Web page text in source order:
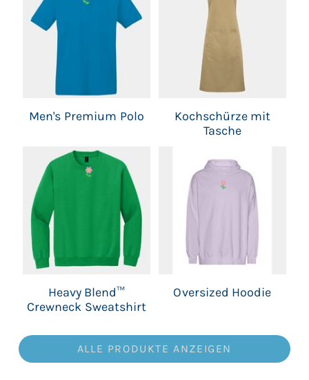
Men's Premium Polo
Kochschürze mit
Tasche
Heavy Blend™
Crewneck Sweatshirt
Oversized Hoodie
ALLE PRODUKTE ANZEIGEN